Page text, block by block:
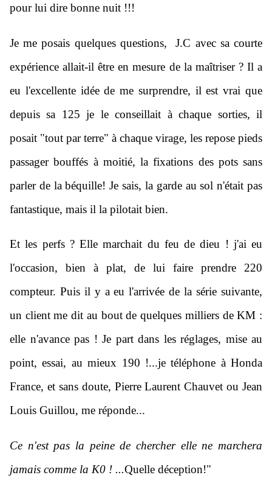
pour lui dire bonne nuit !!!
Je me posais quelques questions, J.C avec sa courte
expérience allait-il être en mesure de la maîtriser ? Il a
eu l'excellente idée de me surprendre, il est vrai que
depuis sa 125 je le conseillait à chaque sorties, il
posait "tout par terre" à chaque virage, les repose pieds
passager bouffés à moitié, la fixations des pots sans
parler de la béquille! Je sais, la garde au sol n'était pas
fantastique, mais il la pilotait bien.
Et les perfs ? Elle marchait du feu de dieu ! j'ai eu
l'occasion, bien à plat, de lui faire prendre 220
compteur. Puis il y a eu l'arrivée de la série suivante,
un client me dit au bout de quelques milliers de KM :
elle n'avance pas ! Je part dans les réglages, mise au
point, essai, au mieux 190 !...je téléphone à Honda
France, et sans doute, Pierre Laurent Chauvet ou Jean
Louis Guillou, me réponde...
Ce n'est pas la peine de chercher elle ne marchera
jamais comme la K0 ! ...Quelle déception!"